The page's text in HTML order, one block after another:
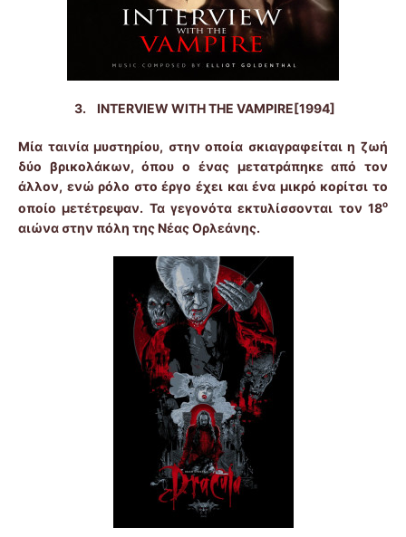
3. INTERVIEW WITHTHE VAMPIRE[1994]
Μία ταινία μυστηρίου, στην οποία σκιαγραφείται η ζωή
δύο βρικολάκων, όπου ο ένας μετατράπηκε από τον
άλλον, ενώ ρόλο στο έργο έχει και ένα μικρό κορίτσι το
οποίο μετέτρεψαν. Τα γεγονότα εκτυλίσσονται τον 18ο
αιώνα στην πόλη της Νέας Ορλεάνης.